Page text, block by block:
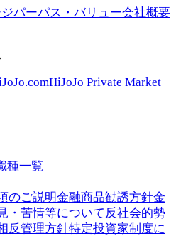
パーパス・バリュー会社概要
HiJoJo Private Market
種一覧
のご説明金融商品勧誘方針金
・苦情等について 反社会的勢
反管理方針特定投資家制度に